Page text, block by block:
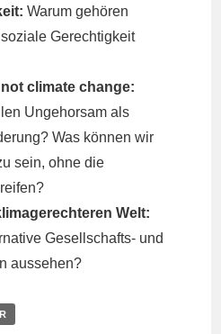
Warum gehören
Gerechtigkeit
climate change:
Ungehorsam als
Was können wir
sein, ohne die
Welt:
Gesellschafts- und
aussehen?